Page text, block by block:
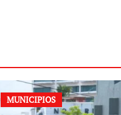
MUNICIPIOS